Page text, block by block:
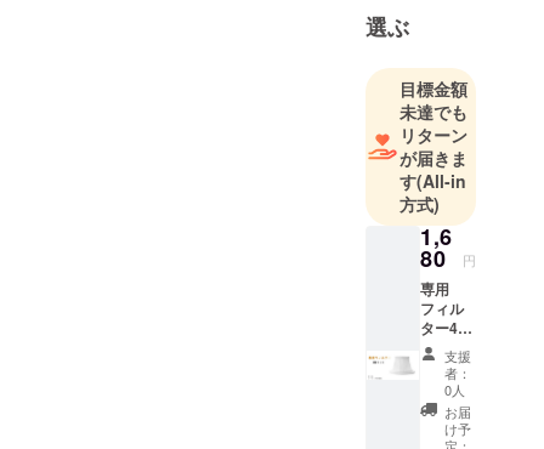
選ぶ
目標金額
未達でも
リターン
が届きま
す(All-in
方式)
1,6
80 円
専用
フィル
ター4個
セット
【配送
商品】
専用
フィル
ター4個
支援
者：
0人
お届
け予